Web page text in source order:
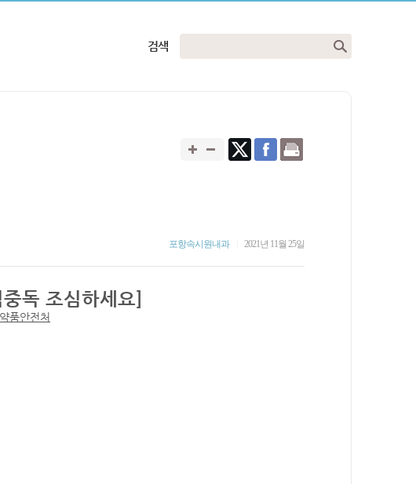
검색
포항속시원내과 2021년 11월 25일
독 조심하세요]
품안전처